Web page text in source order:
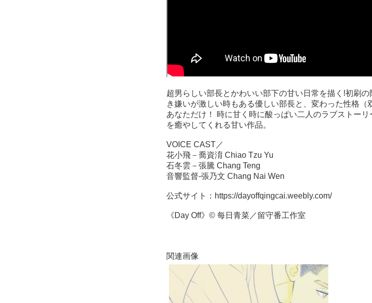
超男らしい部長とかわいい部下の甘い日常を描く!初刷
き嫌いが激しい時もある優しい部長と、変わった性格
あなただけ！ 時に甘く時に酸っぱい二人のラブストー
を癒やしてくれる甘い作品。
VOICE CAST／
花小飛－喬資淯 Chiao Tzu Yu
石冬雲－張騰 Chang Teng
音響監督-張乃文 Chang Nai Wen
公式サイト： https://dayoffqingcai.weebly.com/
《Day Off》© 每日青菜／留守番工作室
関連画像